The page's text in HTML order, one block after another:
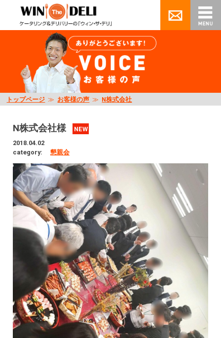
トップページ ≫ お客様の声 ≫ N株式会社
N株式会社様
NEW
2018.04.02
category:
懇親会